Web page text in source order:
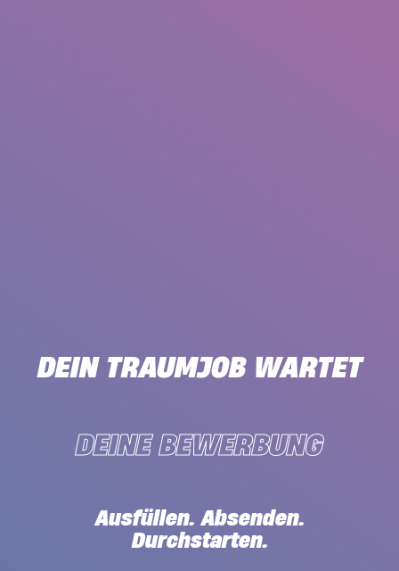
DEIN TRAUMJOB WARTET
DEINE BEWERBUNG
Ausfüllen. Absenden.
Durchstarten.